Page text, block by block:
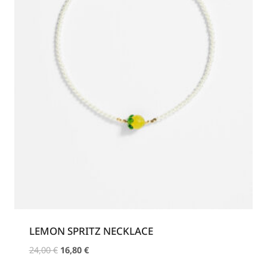
LEMON SPRITZ NECKLACE
24,00€ Original
16,80 €Η